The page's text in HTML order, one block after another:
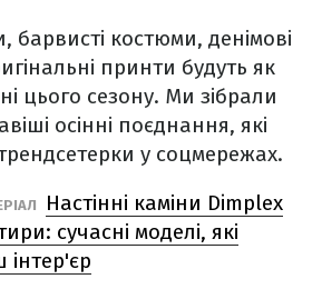
барвисті костюми, денімові
принти будуть як
цього сезону. Ми зібрали
осінні поєднання, які
у соцмережах.
Настінні каміни Dimplex
сучасні моделі, які